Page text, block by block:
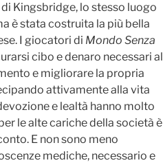
Kingsbridge, lo stesso luogo
è stata costruita la più bella
I giocatori di Mondo Senza
cibo e denaro necessari al
e migliorare la propria
attivamente alla vita
e lealtà hanno molto
le alte cariche della società è
E non sono meno
mediche, necessario e